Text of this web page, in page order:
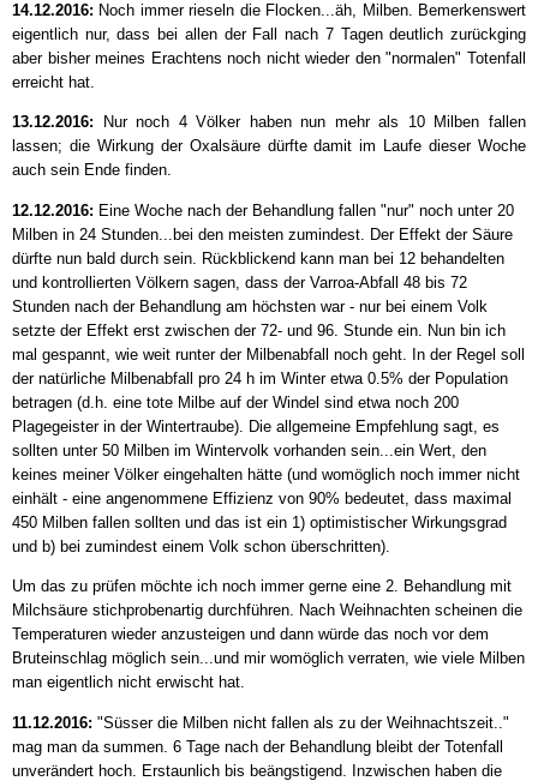
14.12.2016: Noch immer rieseln die Flocken...äh, Milben. Bemerkenswert
eigentlich nur, dass bei allen der Fall nach 7 Tagen deutlich zurückging
aber bisher meines Erachtens noch nicht wieder den "normalen" Totenfall
erreicht hat.
13.12.2016: Nur noch 4 Völker haben nun mehr als 10 Milben fallen
lassen; die Wirkung der Oxalsäure dürfte damit im Laufe dieser Woche
auch sein Ende finden.
12.12.2016: Eine Woche nach der Behandlung fallen "nur" noch unter 20
Milben in 24 Stunden...bei den meisten zumindest. Der Effekt der Säure
dürfte nun bald durch sein. Rückblickend kann man bei 12 behandelten
und kontrollierten Völkern sagen, dass der Varroa-Abfall 48 bis 72
Stunden nach der Behandlung am höchsten war - nur bei einem Volk
setzte der Effekt erst zwischen der 72- und 96. Stunde ein. Nun bin ich
mal gespannt, wie weit runter der Milbenabfall noch geht. In der Regel soll
der natürliche Milbenabfall pro 24 h im Winter etwa 0.5% der Population
betragen (d.h. eine tote Milbe auf der Windel sind etwa noch 200
Plagegeister in der Wintertraube). Die allgemeine Empfehlung sagt, es
sollten unter 50 Milben im Wintervolk vorhanden sein...ein Wert, den
keines meiner Völker eingehalten hätte (und womöglich noch immer nicht
einhält - eine angenommene Effizienz von 90% bedeutet, dass maximal
450 Milben fallen sollten und das ist ein 1) optimistischer Wirkungsgrad
und b) bei zumindest einem Volk schon überschritten).
Um das zu prüfen möchte ich noch immer gerne eine 2. Behandlung mit
Milchsäure stichprobenartig durchführen. Nach Weihnachten scheinen die
Temperaturen wieder anzusteigen und dann würde das noch vor dem
Bruteinschlag möglich sein...und mir womöglich verraten, wie viele Milben
man eigentlich nicht erwischt hat.
11.12.2016: "Süsser die Milben nicht fallen als zu der Weihnachtszeit.."
mag man da summen. 6 Tage nach der Behandlung bleibt der Totenfall
unverändert hoch. Erstaunlich bis beängstigend. Inzwischen haben die